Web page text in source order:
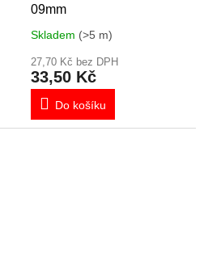
09mm
Skladem (>5 m)
27,70 Kč bez DPH
33,50 Kč
Do košíku